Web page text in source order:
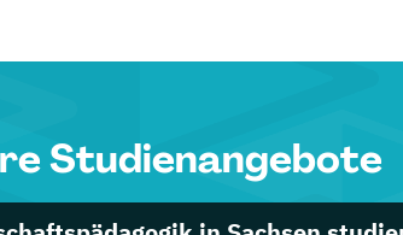
Studienangebote